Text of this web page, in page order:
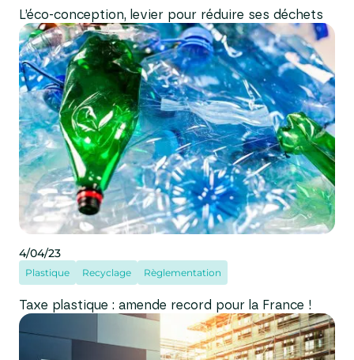
L’éco-conception, levier pour réduire ses déchets
Plastique Recyclage Règlementation
4/04/23
Taxe plastique : amende record pour la France !